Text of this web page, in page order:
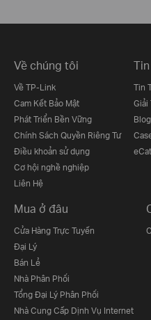
Về chúng tôi
Về TP-Link
Cam Kết Bảo Mật
Phát Triển Bền Vững
Chính Sách Quyền Riêng Tư
Điều khoản sử dụng
Cơ hội nghề nghiệp
Liên Hệ
Tin
Giải
Blog
Mua ở đâu
Cửa Hàng Trực Tuyến
Đại Lý
Bán Lẻ
Nhà Phân Phối
Tổng Đại Lý Phân Phối
Nhà Cung Cấp Dịnh Vụ Internet